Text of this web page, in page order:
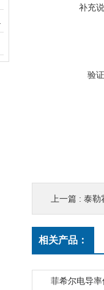
补充
验
上一篇 : 泰勒
相关产品：
菲希尔电导